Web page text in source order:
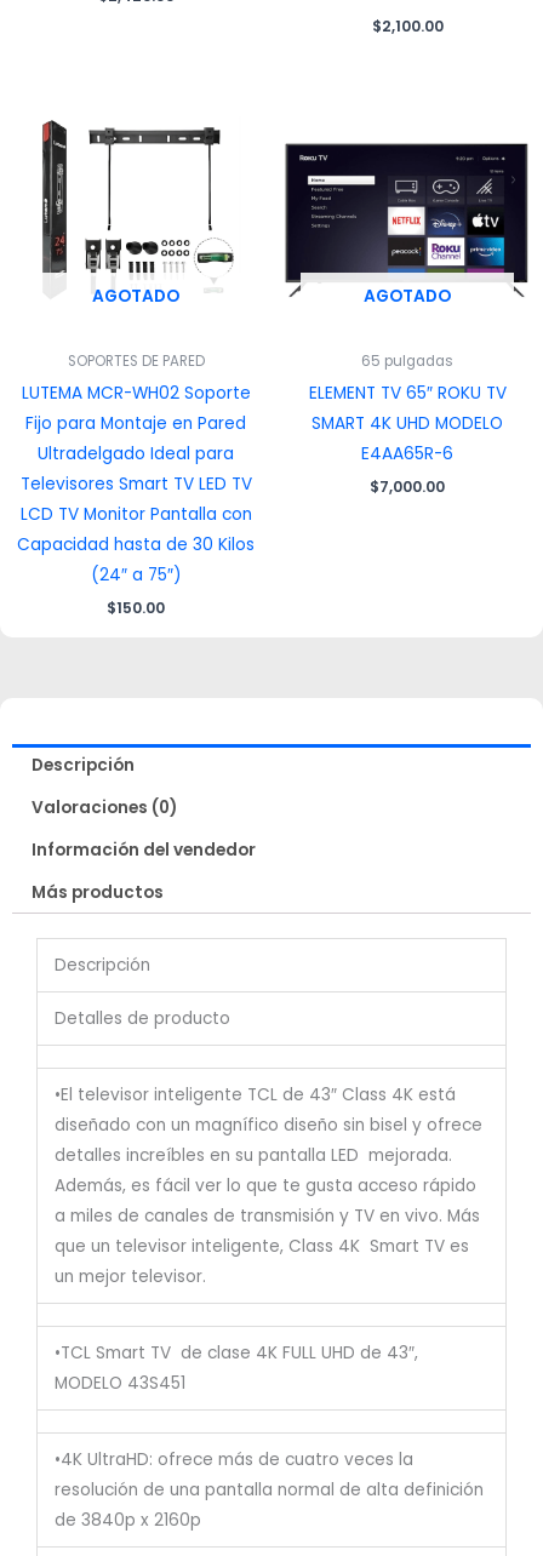
$2,100.00
AGOTADO
SOPORTES DE PARED
LUTEMA MCR-WH02 Soporte
Fijo para Montaje en Pared
Ultradelgado Ideal para
Televisores Smart TV LED TV
LCD TV Monitor Pantalla con
Capacidad hasta de 30 Kilos
(24″ a 75″)
$150.00
AGOTADO
65 pulgadas
ELEMENT TV 65″ ROKU TV
SMART 4K UHD MODELO
E4AA65R-6
$7,000.00
Descripción
Valoraciones (0)
Información del vendedor
Más productos
Descripción
Detalles de producto
•El televisor inteligente TCL de 43″ Class 4K está
diseñado con un magnífico diseño sin bisel y ofrece
detalles increíbles en su pantalla LED mejorada.
Además, es fácil ver lo que te gusta acceso rápido
a miles de canales de transmisión y TV en vivo. Más
que un televisor inteligente, Class 4K Smart TV es
un mejor televisor.
•TCL Smart TV de clase 4K FULL UHD de 43″,
MODELO 43S451
•4K UltraHD: ofrece más de cuatro veces la
resolución de una pantalla normal de alta definición
de 3840p x 2160p